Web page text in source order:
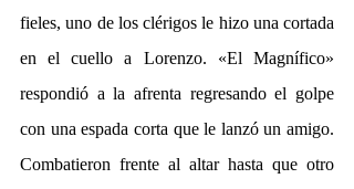
fieles, uno de los clérigos le hizo una cortada
en el cuello a Lorenzo. «El Magnífico»
respondió a la afrenta regresando el golpe
con una espada corta que le lanzó un amigo.
Combatieron frente al altar hasta que otro